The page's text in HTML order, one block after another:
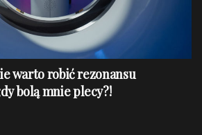
warto robić rezonansu
bolą mnie plecy?!